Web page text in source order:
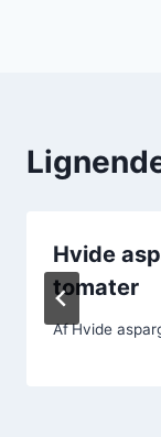
Hvide
tomater
AfHvide